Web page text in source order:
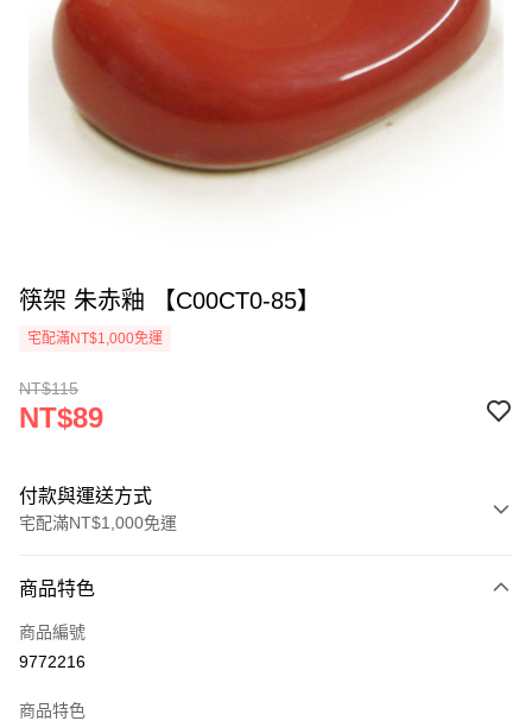
筷架 朱赤釉 【C00CT0-85】
宅配滿NT$1,000免運
NT$115
NT$89
付款與運送方式
宅配滿NT$1,000免運
信用卡一次付款
LINE Pay
商品特色
商品編號
9772216
商品特色